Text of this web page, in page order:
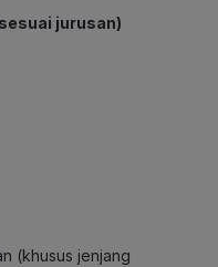
jurusan)
(khusus jenjang